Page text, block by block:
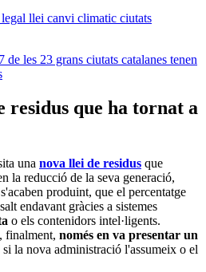
les 23 grans ciutats catalanes tenen
residus que ha tornat a
una nova llei de residus que
la reducció de la seva generació,
produint, que el percentatge
endavant gràcies a sistemes
o els contenidors intel·ligents.
finalment, només en va presentar un
la nova administració l'assumeix o el